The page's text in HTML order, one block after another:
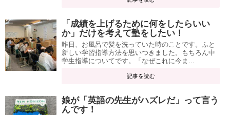
「成績を上げるために何をしたらいい
か」だけを考えて塾をしたい！
昨日、お風呂で髪を洗っていた時のことです。ふと
新しい学習指導方法を思いつきました。もちろん中
学生指導についてです。「なぜこれに今ま...
記事を読む
娘が「英語の先生がハズレだ」って言う
んです！